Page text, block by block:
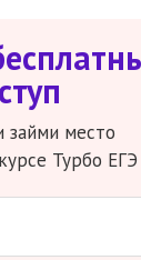
займи место
Турбо ЕГЭ